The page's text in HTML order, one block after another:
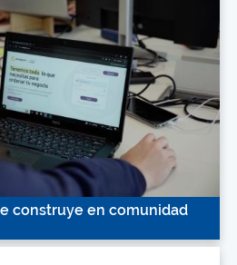
construye en comunidad